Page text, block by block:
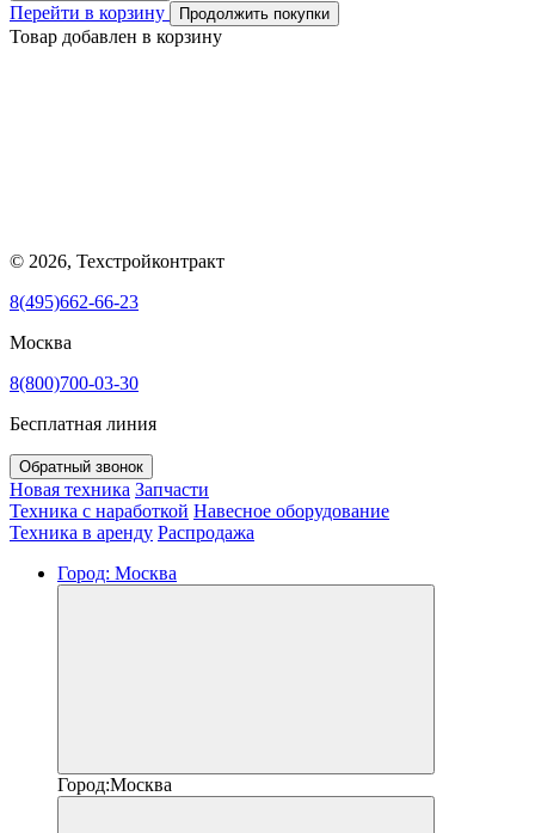
Перейти в корзину Продолжить покупки
Товар добавлен в корзину
© 2026, Техстройконтракт
8(495)662-66-23
Москва
8(800)700-03-30
Бесплатная линия
Обратный звонок
Новая техника Запчасти
Техника с наработкой Навесное оборудование
Техника в аренду Распродажа
Город: Москва
Город:Москва